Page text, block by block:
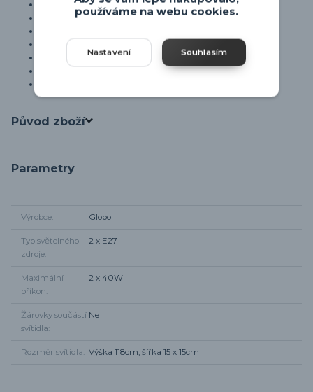
Výška: 118 cm
Rozměr lampy: 15 × 15 cm
Vypínač na kabelu
Materiál: kov (matný nikl)
Textilní stínidlo se zlatým vnitřkem
Původ zboží
Parametry
Výrobce Globo
Typ světelného
zdroje
2 x E27
Maximální
příkon
2 x 40W
Žárovky součástí
svítidla
Ne
Rozměr svítidla Výška 118cm, šířka 15 x 15cm
používáme na webu cookies.
Nastavení Souhlasím